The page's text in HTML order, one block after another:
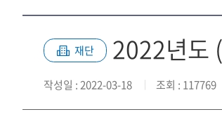
재단 2022년도
작성일 : 2022-03-18 조회 : 117769